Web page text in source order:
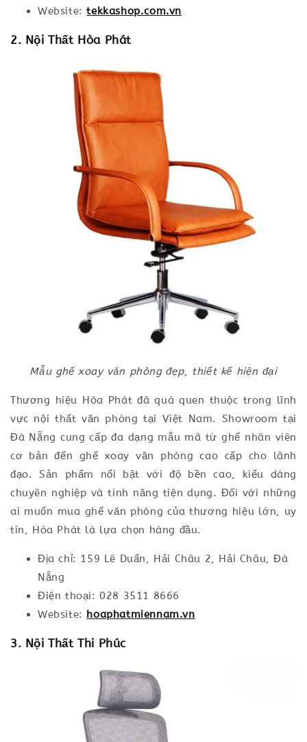
Website:tekkashop.com.vn
2. Nội Thất Hòa Phát
Mẫu ghế xoay văn phòng đẹp, thiết kế hiện đại
Thương hiệu Hòa Phát đã quá quen thuộc trong lĩnh
vực nội thất văn phòng tại Việt Nam. Showroom tại
Đà Nẵng cung cấp đa dạng mẫu mã từ ghế nhân viên
cơ bản đến ghế xoay văn phòng cao cấp cho lãnh
đạo. Sản phẩm nổi bật với độ bền cao, kiểu dáng
chuyên nghiệp và tính năng tiện dụng. Đối với những
ai muốn mua ghế văn phòng của thương hiệu lớn, uy
tín, Hòa Phát là lựa chọn hàng đầu.
Địa chỉ: 159 Lê Duẩn, Hải Châu 2, Hải Châu, Đà
Nẵng
Điện thoại: 028 3511 8666
Website:
hoaphatmiennam.vn
3. Nội Thất Thi Phúc